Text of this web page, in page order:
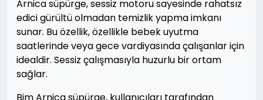
Arnica süpürge, sessiz motoru sayesinde rahatsız
edici gürültü olmadan temizlik yapma imkanı
sunar. Bu özellik, özellikle bebek uyutma
saatlerinde veya gece vardiyasında çalışanlar için
idealdir. Sessiz çalışmasıyla huzurlu bir ortam
sağlar.